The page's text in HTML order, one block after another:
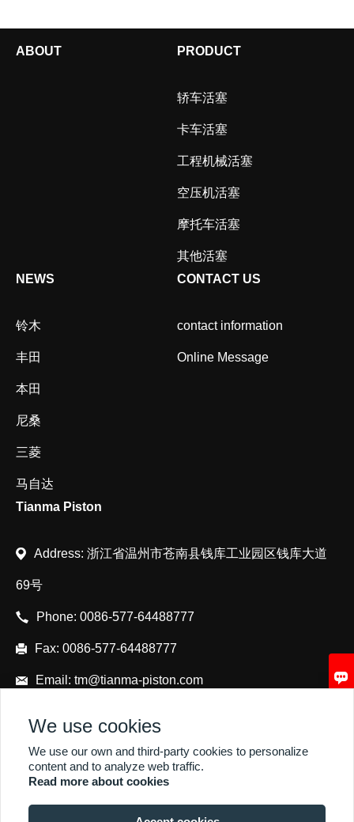
ABOUT PRODUCT
轿车活塞
卡车活塞
工程机械活塞
空压机活塞
摩托车活塞
其他活塞
NEWS
铃木
丰田
本田
尼桑
三菱
马自达
CONTACT US
contact information
Online Message
Tianma Piston
Address: 浙江省温州市苍南县钱库工业园区钱库大道
69号
Phone: 0086-577-64488777
Fax: 0086-577-64488777
Email: tm@tianma-piston.com 
We use cookies
We use our own and third-party cookies to personalize
content and to analyze web traffic.
Read more about cookies